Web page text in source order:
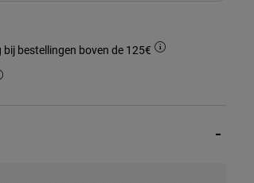
bestellingen boven de 125€